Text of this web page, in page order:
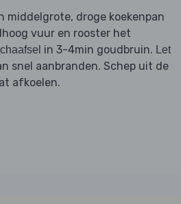
middelgrote, droge koekenpan
vuur en rooster het
in 3-4min goudbruin. Let
snel aanbranden. Schep uit de
afkoelen.